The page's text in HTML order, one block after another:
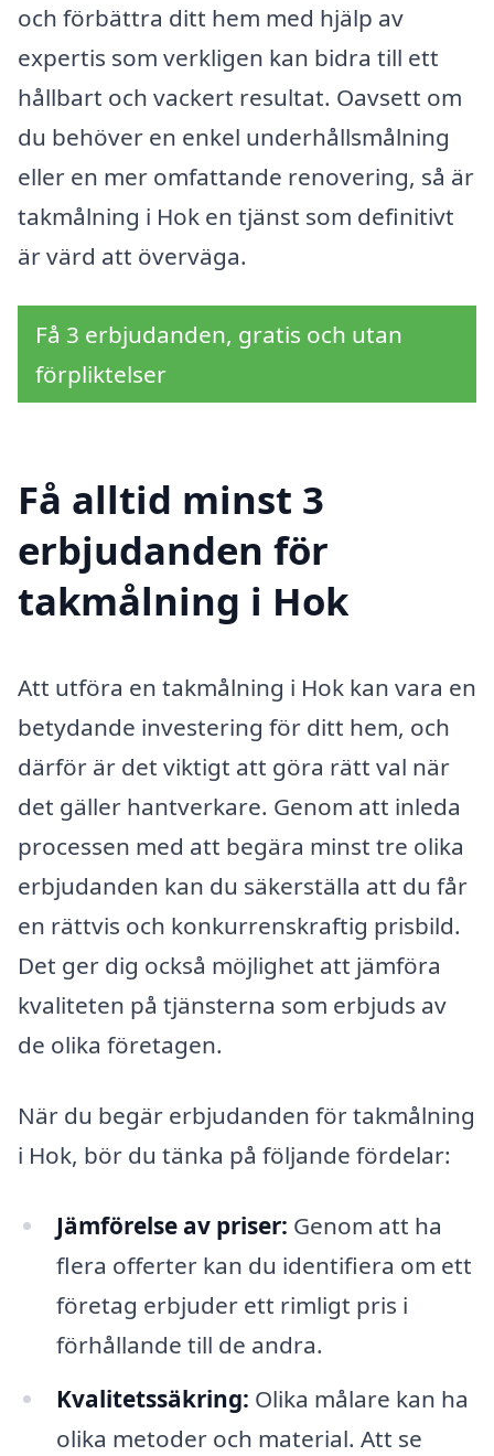
och förbättra ditt hem med hjälp av
expertis som verkligen kan bidra till ett
hållbart och vackert resultat. Oavsett om
du behöver en enkel underhållsmålning
eller en mer omfattande renovering, så är
takmålning i Hok en tjänst som definitivt
är värd att överväga.
Få 3 erbjudanden, gratis och utan
förpliktelser
Få alltid minst 3
erbjudanden för
takmålning i Hok
Att utföra en takmålning i Hok kan vara en
betydande investering för ditt hem, och
därför är det viktigt att göra rätt val när
det gäller hantverkare. Genom att inleda
processen med att begära minst tre olika
erbjudanden kan du säkerställa att du får
en rättvis och konkurrenskraftig prisbild.
Det ger dig också möjlighet att jämföra
kvaliteten på tjänsterna som erbjuds av
de olika företagen.
När du begär erbjudanden för takmålning
i Hok, bör du tänka på följande fördelar:
Jämförelse av priser: Genom att ha
flera offerter kan du identifiera om ett
företag erbjuder ett rimligt pris i
förhållande till de andra.
Kvalitetssäkring: Olika målare kan ha
olika metoder och material. Att se